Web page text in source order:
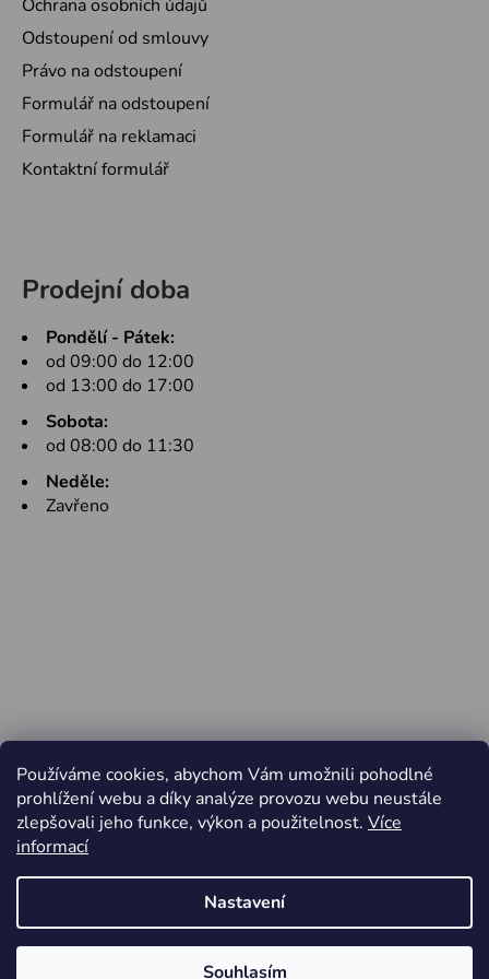
Používáme cookies, abychom Vám umožnili pohodlné
prohlížení webu a díky analýze provozu webu neustále
zlepšovali jeho funkce, výkon a použitelnost. Více
informací
Nastavení
Souhlasím
Ochrana osobních údajů
Odstoupení od smlouvy
Právo na odstoupení
Formulář na odstoupení
Formulář na reklamaci
Kontaktní formulář
Prodejní doba
Pondělí - Pátek:
od 09:00 do 12:00
od 13:00 do 17:00
Sobota:
od 08:00 do 11:30
Neděle:
Zavřeno
Vytvořil Shoptet